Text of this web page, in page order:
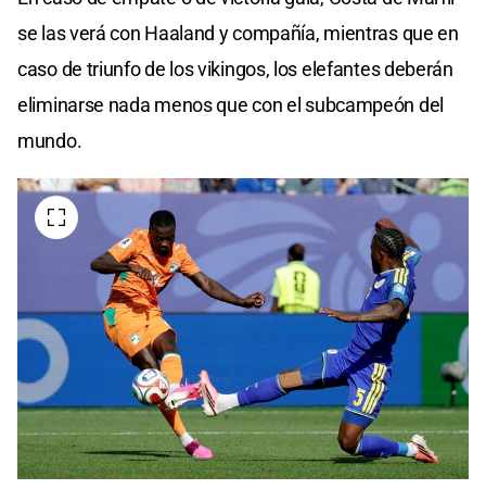
se las verá con Haaland y compañía, mientras que en
caso de triunfo de los vikingos, los elefantes deberán
eliminarse nada menos que con el subcampeón del
mundo.